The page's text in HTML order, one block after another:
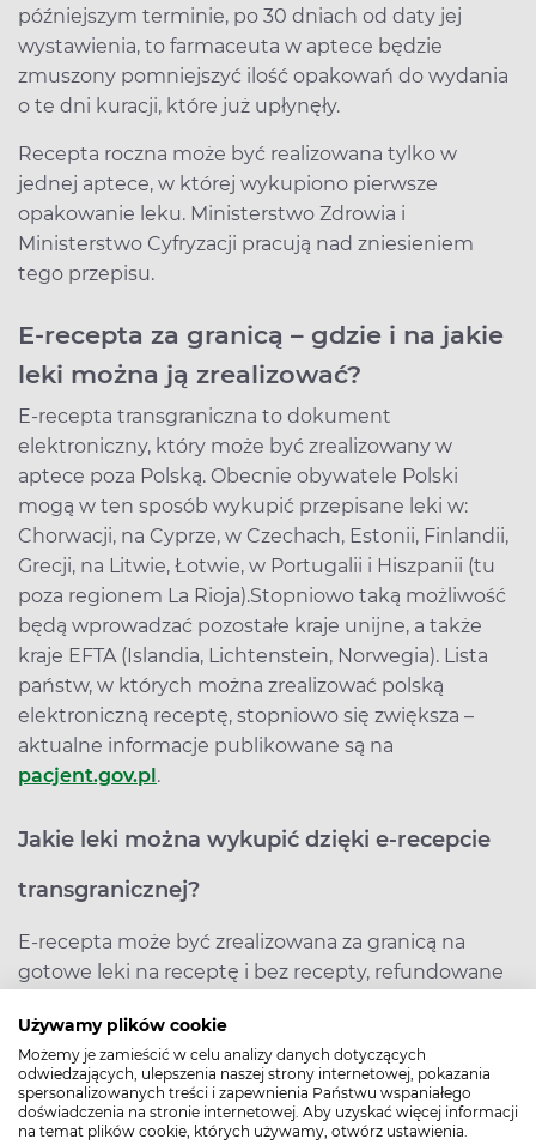
Używamy plików cookie
Możemy je zamieścić w celu analizy danych dotyczących
odwiedzających, ulepszenia naszej strony internetowej, pokazania
spersonalizowanych treści i zapewnienia Państwu wspaniałego
doświadczenia na stronie internetowej. Aby uzyskać więcej informacji
na temat plików cookie, których używamy, otwórz ustawienia.
późniejszym terminie, po 30 dniach od daty jej
wystawienia, to farmaceuta w aptece będzie
zmuszony pomniejszyć ilość opakowań do wydania
o te dni kuracji, które już upłynęły.
Recepta roczna może być realizowana tylko w
jednej aptece, w której wykupiono pierwsze
opakowanie leku. Ministerstwo Zdrowia i
Ministerstwo Cyfryzacji pracują nad zniesieniem
tego przepisu.
E-recepta za granicą – gdzie i na jakie
leki można ją zrealizować?
E-recepta transgraniczna to dokument
elektroniczny, który może być zrealizowany w
aptece poza Polską. Obecnie obywatele Polski
mogą w ten sposób wykupić przepisane leki w:
Chorwacji, na Cyprze, w Czechach, Estonii, Finlandii,
Grecji, na Litwie, Łotwie, w Portugalii i Hiszpanii (tu
poza regionem La Rioja).Stopniowo taką możliwość
będą wprowadzać pozostałe kraje unijne, a także
kraje EFTA (Islandia, Lichtenstein, Norwegia). Lista
państw, w których można zrealizować polską
elektroniczną receptę, stopniowo się zwiększa –
aktualne informacje publikowane są na
pacjent.gov.pl .
Jakie leki można wykupić dzięki e-recepcie
transgranicznej?
E-recepta może być zrealizowana za granicą na
gotowe leki na receptę i bez recepty, refundowane
możliwa realizacja e-recepty wystawionej na leki
psychotropowe, odurzające, leki recepturowe,
produkty lecznicze wydawane z przepisu lekarza do
zastrzeżonego stosowania, środki spożywcze